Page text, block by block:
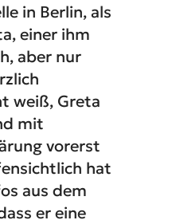
in Berlin, als
einer ihm
aber nur
weiß, Greta
mit
vorerst
hat
aus dem
er eine